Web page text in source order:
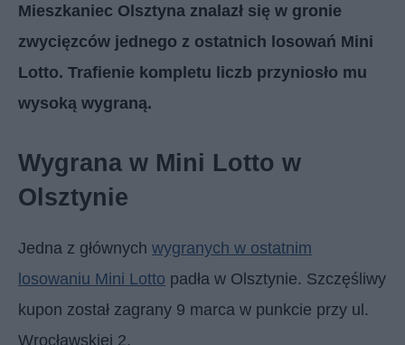
Mieszkaniec Olsztyna znalazł się w gronie
zwycięzców jednego z ostatnich losowań Mini
Lotto. Trafienie kompletu liczb przyniosło mu
wysoką wygraną.
Wygrana w Mini Lotto w
Olsztynie
Jedna z głównych wygranych w ostatnim
losowaniu Mini Lotto padła w Olsztynie. Szczęśliwy
kupon został zagrany 9 marca w punkcie przy ul.
Wrocławskiej 2.